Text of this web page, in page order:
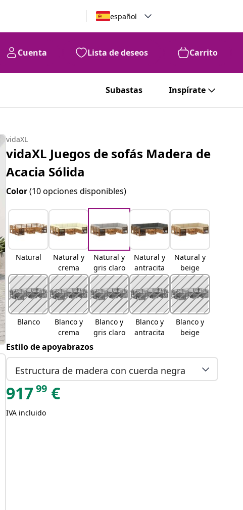
español
Cuenta Lista de deseos Carrito
Subastas Inspírate
vidaXL
vidaXL Juegos de sofás Madera de
Acacia Sólida
Color(10 opciones disponibles)
Natural
Natural y
crema
Natural y
gris claro
Natural y
antracita
Natural y
beige
Blanco
Blanco y
crema
Blanco y
gris claro
Blanco y
antracita
Blanco y
beige
Estilo de apoyabrazos
Estructura de madera con cuerda negra
91799 €
IVA incluido